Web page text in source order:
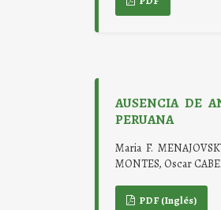
AUSENCIA DE
PERUANA
Maria F.
MONTES, Oscar
PDF (Inglés)